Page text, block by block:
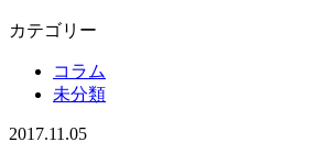
カテゴリー
コラム
未分類
2017.11.05